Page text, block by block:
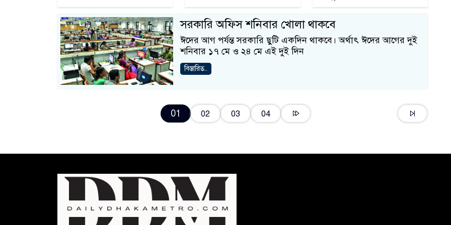
সরকারি অফিস শনিবার খোলা থাকবে
ঈদের আগ পর্যন্ত সরকারি ছুটি একদিন থাকবে। অর্থাৎ ঈদের আগের দুই
শনিবার ১৭ মে ও ২৪ মে এই দুই দিন
বিস্তারিত..
01 02 03 04